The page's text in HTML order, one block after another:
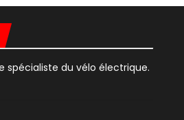
spécialiste du vélo électrique.